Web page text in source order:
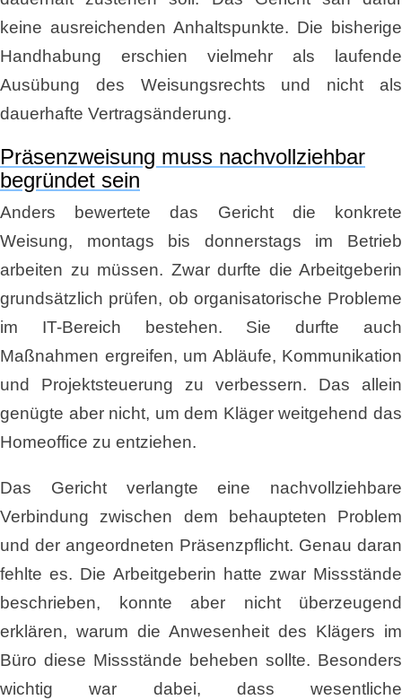
keine ausreichenden Anhaltspunkte. Die bisherige
Handhabung erschien vielmehr als laufende
Ausübung des Weisungsrechts und nicht als
dauerhafte Vertragsänderung.
Präsenzweisung muss nachvollziehbar
begründet sein
Anders bewertete das Gericht die konkrete
Weisung, montags bis donnerstags im Betrieb
arbeiten zu müssen. Zwar durfte die Arbeitgeberin
grundsätzlich prüfen, ob organisatorische Probleme
im IT-Bereich bestehen. Sie durfte auch
Maßnahmen ergreifen, um Abläufe, Kommunikation
und Projektsteuerung zu verbessern. Das allein
genügte aber nicht, um dem Kläger weitgehend das
Homeoffice zu entziehen.
Das Gericht verlangte eine nachvollziehbare
Verbindung zwischen dem behaupteten Problem
und der angeordneten Präsenzpflicht. Genau daran
fehlte es. Die Arbeitgeberin hatte zwar Missstände
beschrieben, konnte aber nicht überzeugend
erklären, warum die Anwesenheit des Klägers im
Büro diese Missstände beheben sollte. Besonders
wichtig war dabei, dass wesentliche